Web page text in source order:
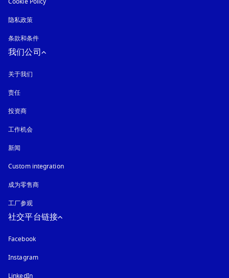
隐私政策
条款和条件
我们公司
关于我们
责任
投资商
工作机会
新闻
Custom integration
成为零售商
工厂参观
社交平台链接
Facebook
Instagram在新选项卡中打开
LinkedIn